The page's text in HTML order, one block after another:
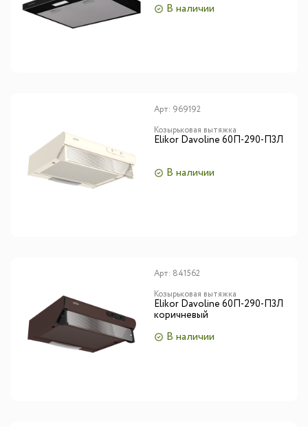
В наличии
Арт: 969192
Козырьковая вытяжка
Elikor Davoline 60П-290-П3Л
В наличии
Арт: 841562
Козырьковая вытяжка
Elikor Davoline 60П-290-П3Л
коричневый
В наличии